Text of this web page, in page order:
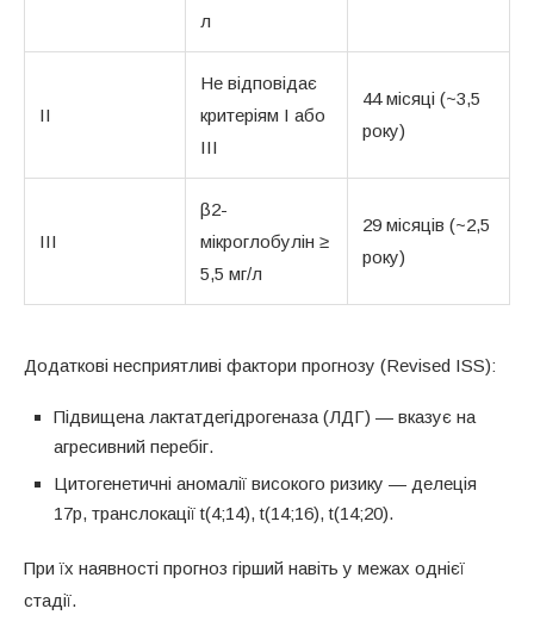
л
II
Не відповідає
критеріям I або
III
44 місяці (~3,5
року)
III
β2-
мікроглобулін ≥
5,5 мг/л
29 місяців (~2,5
року)
Додаткові несприятливі фактори прогнозу (Revised ISS):
Підвищена лактатдегідрогеназа (ЛДГ) — вказує на
агресивний перебіг.
Цитогенетичні аномалії високого ризику — делеція
17p, транслокації t(4;14), t(14;16), t(14;20).
При їх наявності прогноз гірший навіть у межах однієї
стадії.